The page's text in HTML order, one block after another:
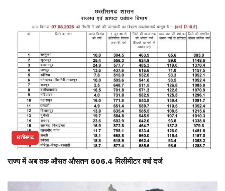
छत्तीसगढ
राज्य में अब तक औसत औसतन 606.4 मिलीमीटर वर्षा दर्ज